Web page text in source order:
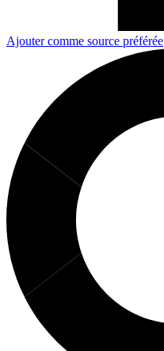
Ajouter comme source préférée